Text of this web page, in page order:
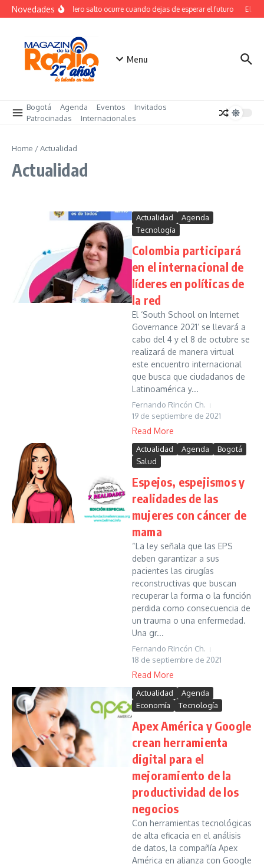
Saltar al contenido
NovedadesEl verdadero salto ocurre cuando dejas de esperar el futuro El
Menu
Bogotá Agenda Eventos
Invitados
Patrocinadas
Internacionales
Home /Actualidad
Actualidad
Actualidad
Agenda
Tecnología
Colombia participará
en el internacional de
líderes en políticas de
la red
El ‘South School on Internet
Governance 2021’ se llevará a
cabo del 4 y el 8 de octubre se
realizará de manera virtual
este encuentro internacional
que busca que ciudadanos de
Latinoamérica y...
Fernando Rincón Ch.
19 de septiembre de 2021
Read More
Actualidad Agenda
Bogotá
Salud
Espejos, espejismos y
realidades de las
mujeres con cáncer de
mama
“La ley señala que las EPS
deben garantizar a sus
pacientes las cirugías
reconstructivas que buscan
recuperar la forma o la función
perdida como consecuencia de
un trauma o una enfermedad.
Una gr...
Fernando Rincón Ch.
18 de septiembre de 2021
Read More
Actualidad
Agenda
Economía
Tecnología
Apex América y Google
crean herramienta
digital para el
mejoramiento de la
productividad de los
negocios
Con herramientas tecnológicas
de alta eficacia en el análisis
de datos, la compañía Apex
América en alianza con Google